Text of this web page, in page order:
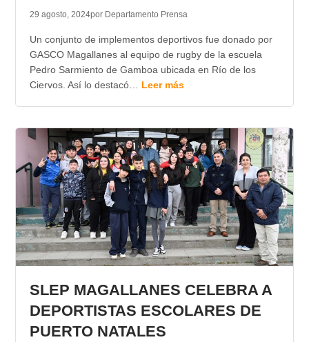
29 agosto, 2024por Departamento Prensa
Un conjunto de implementos deportivos fue donado por
GASCO Magallanes al equipo de rugby de la escuela
Pedro Sarmiento de Gamboa ubicada en Río de los
Ciervos. Así lo destacó… Leer más
SLEP MAGALLANES CELEBRA A
DEPORTISTAS ESCOLARES DE
PUERTO NATALES